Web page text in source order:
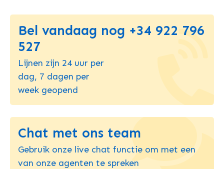
Bel vandaag nog +34 922 796
527
Lijnen zijn 24 uur per
dag, 7 dagen per
week geopend
Chat met ons team
Gebruik onze live chat functie om met een
van onze agenten te spreken